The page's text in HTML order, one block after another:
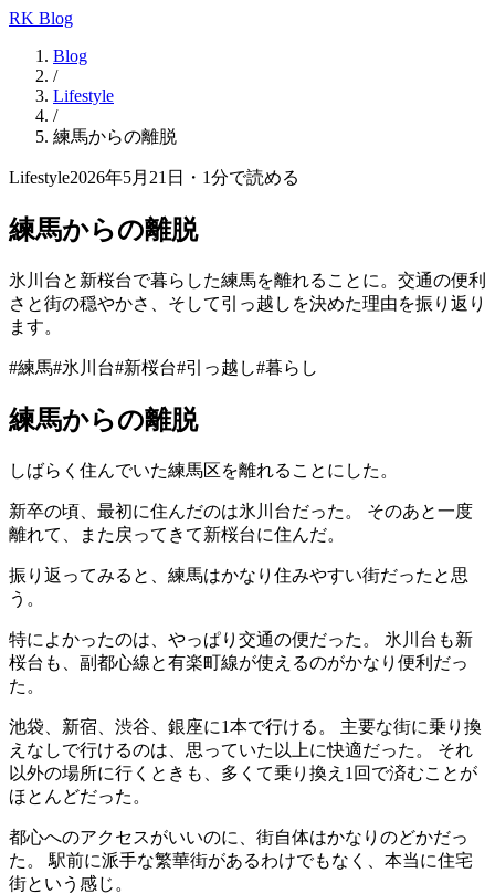
RK Blog
Blog
/
Lifestyle
/
練馬からの離脱
Lifestyle2026年5月21日 ・ 1分で読める
練馬からの離脱
氷川台と新桜台で暮らした練馬を離れることに。交通の便利
さと街の穏やかさ、そして引っ越しを決めた理由を振り返り
ます。
#練馬#氷川台#新桜台#引っ越し#暮らし
練馬からの離脱
しばらく住んでいた練馬区を離れることにした。
新卒の頃、最初に住んだのは氷川台だった。 そのあと一度
離れて、また戻ってきて新桜台に住んだ。
振り返ってみると、練馬はかなり住みやすい街だったと思
う。
特によかったのは、やっぱり交通の便だった。 氷川台も新
桜台も、副都心線と有楽町線が使えるのがかなり便利だっ
た。
池袋、新宿、渋谷、銀座に1本で行ける。 主要な街に乗り換
えなしで行けるのは、思っていた以上に快適だった。 それ
以外の場所に行くときも、多くて乗り換え1回で済むことが
ほとんどだった。
都心へのアクセスがいいのに、街自体はかなりのどかだっ
た。 駅前に派手な繁華街があるわけでもなく、本当に住宅
街という感じ。